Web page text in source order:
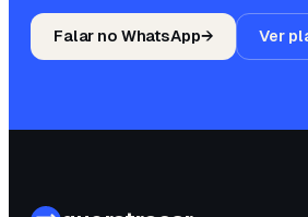
Falar no WhatsApp→ Ver